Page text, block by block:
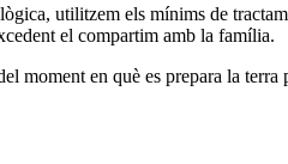
utilitzem els mínims de
el compartim amb la família.
moment en què es prepara la